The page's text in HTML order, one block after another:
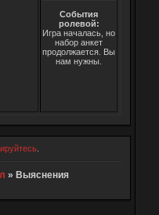
События
ролевой:
Игра началась, но
набор анкет
продолжается. Вы
нам нужны.
» Выяснения